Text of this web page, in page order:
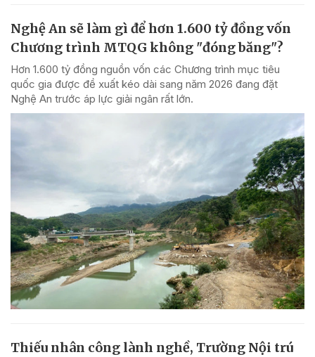
Nghệ An sẽ làm gì để hơn 1.600 tỷ đồng vốn
Chương trình MTQG không "đóng băng"?
Hơn 1.600 tỷ đồng nguồn vốn các Chương trình mục tiêu
quốc gia được đề xuất kéo dài sang năm 2026 đang đặt
Nghệ An trước áp lực giải ngân rất lớn.
Thiếu nhân công lành nghề, Trường Nội trú